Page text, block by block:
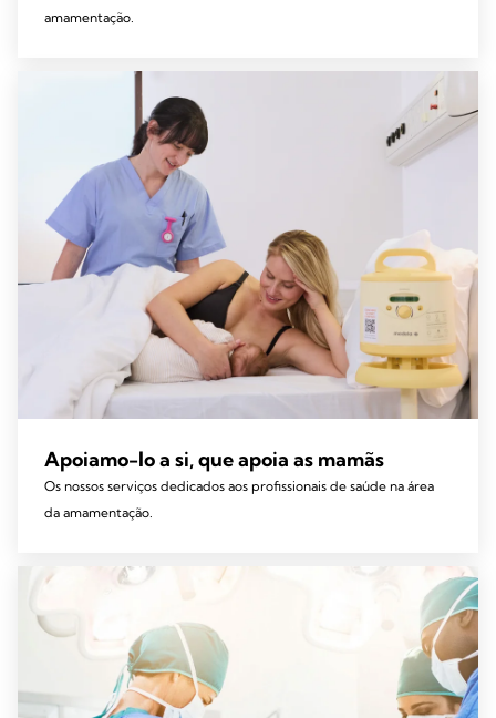
amamentação.
Apoiamo-lo a si, que apoia as mamãs
Os nossos serviços dedicados aos profissionais de saúde na área
da amamentação.